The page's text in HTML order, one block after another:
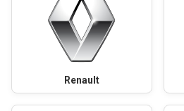
Renault